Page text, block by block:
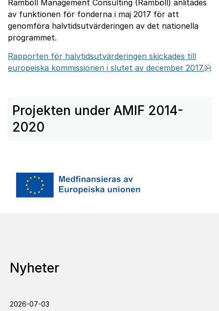
Ramböll Management Consulting (Ramböll) anlitades
av funktionen för fonderna i maj 2017 för att
genomföra halvtidsutvärderingen av det nationella
programmet.
Rapporten för halvtidsutvärderingen skickades till
europeiska kommissionen i slutet av december 2017.
Projekten under AMIF 2014-
2020
Nyheter
2026-07-03